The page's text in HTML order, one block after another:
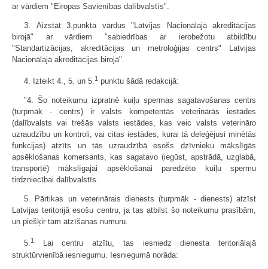
ar vārdiem "Eiropas Savienības dalībvalstīs".
3. Aizstāt 3.punktā vārdus "Latvijas Nacionālajā akreditācijas
birojā" ar vārdiem "sabiedrības ar ierobežotu atbildību
"Standartizācijas, akreditācijas un metroloģijas centrs" Latvijas
Nacionālajā akreditācijas birojā".
4. Izteikt 4., 5. un 5.1 punktu šādā redakcijā:
"4. Šo noteikumu izpratnē kuiļu spermas sagatavošanas centrs
(turpmāk - centrs) ir valsts kompetentās veterinārās iestādes
(dalībvalsts vai trešās valsts iestādes, kas veic valsts veterināro
uzraudzību un kontroli, vai citas iestādes, kurai tā deleģējusi minētās
funkcijas) atzīts un tās uzraudzībā esošs dzīvnieku mākslīgās
apsēklošanas komersants, kas sagatavo (iegūst, apstrādā, uzglabā,
transportē) mākslīgajai apsēklošanai paredzēto kuiļu spermu
tirdzniecībai dalībvalstīs.
5. Pārtikas un veterinārais dienests (turpmāk - dienests) atzīst
Latvijas teritorijā esošu centru, ja tas atbilst šo noteikumu prasībām,
un piešķir tam atzīšanas numuru.
5.1
Lai centru atzītu, tas iesniedz dienesta teritoriālajā
struktūrvienībā iesniegumu. Iesniegumā norāda: